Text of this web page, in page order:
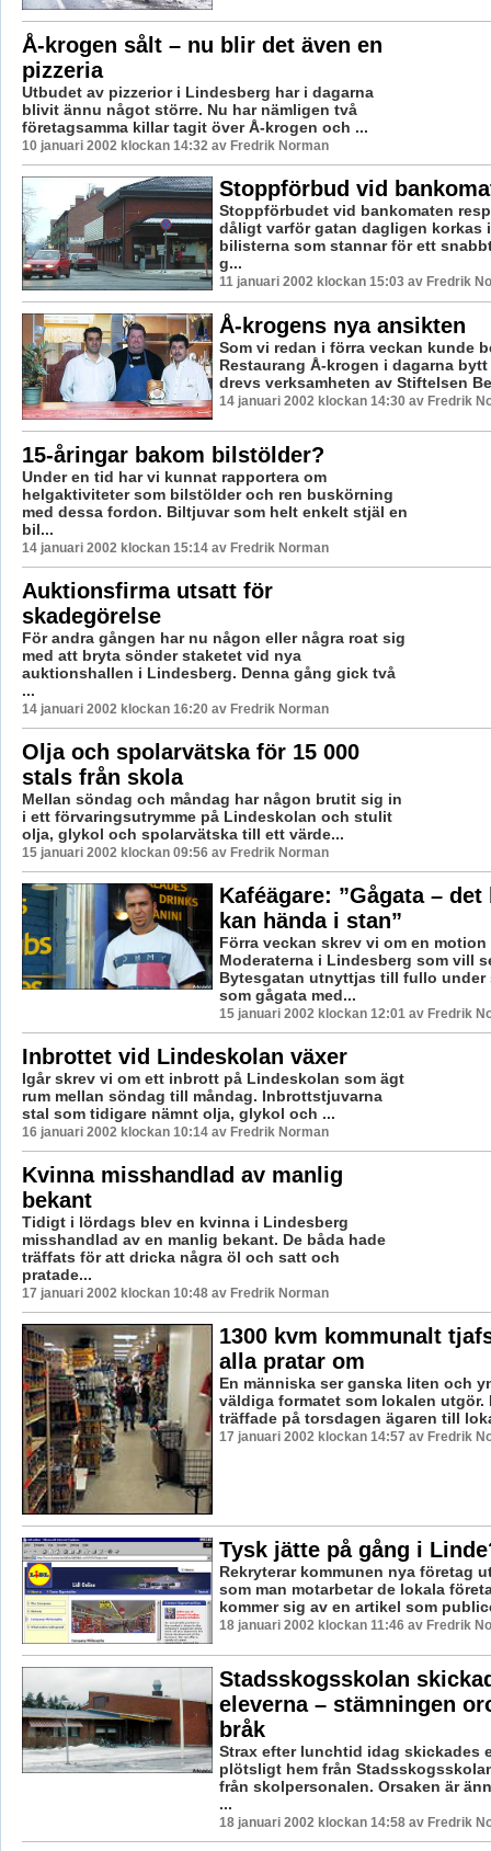
Å-krogen sålt – nu blir det även en
pizzeria
Utbudet av pizzerior i Lindesberg har i dagarna
blivit ännu något större. Nu har nämligen två
företagsamma killar tagit över Å-krogen och ...
10 januari 2002 klockan 14:32 av Fredrik Norman
Stoppförbud vid
Stoppförbudet vid bankomaten
dåligt varför gatan dagligen korkas
bilisterna som stannar för ett
g...
11 januari 2002 klockan 15:03 av Fredrik
Å-krogens nya ansikten
Som vi redan i förra veckan kunde
Restaurang Å-krogen i dagarna
drevs verksamheten av Stiftelsen
14 januari 2002 klockan 14:30 av Fredrik
15-åringar bakom bilstölder?
Under en tid har vi kunnat rapportera om
helgaktiviteter som bilstölder och ren buskörning
med dessa fordon. Biltjuvar som helt enkelt stjäl en
bil...
14 januari 2002 klockan 15:14 av Fredrik Norman
Auktionsfirma utsatt för
skadegörelse
För andra gången har nu någon eller några roat sig
med att bryta sönder staketet vid nya
auktionshallen i Lindesberg. Denna gång gick två
...
14 januari 2002 klockan 16:20 av Fredrik Norman
Olja och spolarvätska för 15 000
stals från skola
Mellan söndag och måndag har någon brutit sig in
i ett förvaringsutrymme på Lindeskolan och stulit
olja, glykol och spolarvätska till ett värde...
15 januari 2002 klockan 09:56 av Fredrik Norman
Kaféägare: ”Gågata –
kan hända i stan”
Förra veckan skrev vi om en motion
Moderaterna i Lindesberg som vill
Bytesgatan utnyttjas till fullo under
som gågata med...
15 januari 2002 klockan 12:01 av Fredrik
Inbrottet vid Lindeskolan växer
Igår skrev vi om ett inbrott på Lindeskolan som ägt
rum mellan söndag till måndag. Inbrottstjuvarna
stal som tidigare nämnt olja, glykol och ...
16 januari 2002 klockan 10:14 av Fredrik Norman
Kvinna misshandlad av manlig
bekant
Tidigt i lördags blev en kvinna i Lindesberg
misshandlad av en manlig bekant. De båda hade
träffats för att dricka några öl och satt och
pratade...
17 januari 2002 klockan 10:48 av Fredrik Norman
1300 kvm kommunalt
alla pratar om
En människa ser ganska liten och
väldiga formatet som lokalen utgör.
träffade på torsdagen ägaren till
17 januari 2002 klockan 14:57 av Fredrik
Tysk jätte på gång i
Rekryterar kommunen nya företag
som man motarbetar de lokala
kommer sig av en artikel som
18 januari 2002 klockan 11:46 av Fredrik
Stadsskogsskolan
eleverna – stämningen
bråk
Strax efter lunchtid idag skickades
plötsligt hem från
från skolpersonalen. Orsaken är
...
18 januari 2002 klockan 14:58 av Fredrik